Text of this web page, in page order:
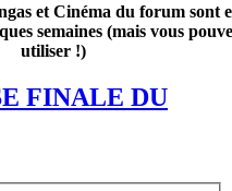
et Cinéma du forum sont
semaines (mais vous
utiliser !)
FINALE DU